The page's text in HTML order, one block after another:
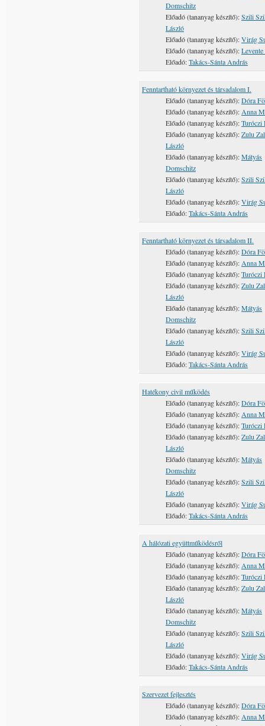
Domschitz
Előadó (tananyag készítő):Szili
László
Előadó (tananyag készítő):Virág
Előadó (tananyag készítő):
Előadó:Takács-Sánta András
Fenntartható környezet és társadalom I.
Előadó (tananyag készítő):Dóra
Előadó (tananyag készítő): Anna
Előadó (tananyag készítő):Turóczi
Előadó (tananyag készítő):Zulu
László
Előadó (tananyag készítő):Mátyás
Domschitz
Előadó (tananyag készítő):Szili
László
Előadó (tananyag készítő):Virág
Előadó:Takács-Sánta András
Fenntartható környezet és társadalom II.
Előadó (tananyag készítő):Dóra
Előadó (tananyag készítő): Anna
Előadó (tananyag készítő):Turóczi
Előadó (tananyag készítő):Zulu
László
Előadó (tananyag készítő):Mátyás
Domschitz
Előadó (tananyag készítő):Szili
László
Előadó (tananyag készítő):Virág
Előadó:Takács-Sánta András
Hatékony civil működés
Előadó (tananyag készítő):Dóra
Előadó (tananyag készítő): Anna
Előadó (tananyag készítő):Turóczi
Előadó (tananyag készítő):Zulu
László
Előadó (tananyag készítő):Mátyás
Domschitz
Előadó (tananyag készítő):Szili
László
Előadó (tananyag készítő):Virág
Előadó:Takács-Sánta András
A hálózati együttműködésről
Előadó (tananyag készítő):Dóra
Előadó (tananyag készítő): Anna
Előadó (tananyag készítő):Turóczi
Előadó (tananyag készítő):Zulu
László
Előadó (tananyag készítő):Mátyás
Domschitz
Előadó (tananyag készítő):Szili
László
Előadó (tananyag készítő):Virág
Előadó:Takács-Sánta András
Szervezet fejlesztés
Előadó (tananyag készítő):Dóra
Előadó (tananyag készítő): Anna